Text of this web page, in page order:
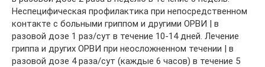
Неспецифическая профилактика при непосредственном
контакте с больными гриппом и другими ОРВИ | в
разовой дозе 1 раз/сут в течение 10-14 дней. Лечение
гриппа и других ОРВИ при неосложненном течении | в
разовой дозе 4 раза/сут (каждые 6 часов) в течение 5